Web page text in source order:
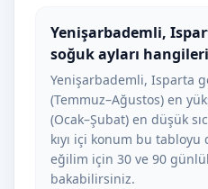
Yenişarbademli,
soğuk ayları
Yenişarbademli, Isparta
(Temmuz–Ağustos) en
(Ocak–Şubat) en düşük
kıyı içi konum bu
eğilim için 30 ve 90
bakabilirsiniz.